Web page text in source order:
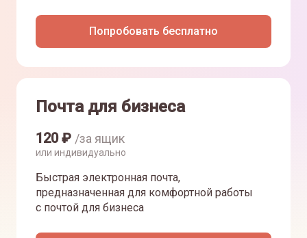
Попробовать бесплатно
Почта для бизнеса
120₽ /за ящик
или индивидуально
Быстрая электронная почта,
предназначенная для комфортной работы
с почтой для бизнеса